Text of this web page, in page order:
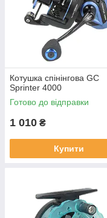
Котушка спінінгова GC
Sprinter 4000
Готово до відправки
1 010 ₴
Купити